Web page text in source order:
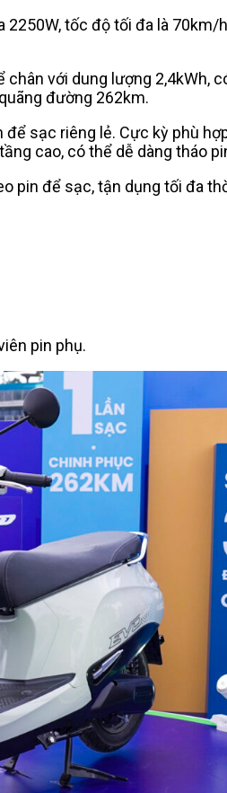
tốc độ tối đa là 70km/
với dung lượng 2,4kWh,
đường 262km.
sạc riêng lẻ. Cực kỳ phù
cao, có thể dễ dàng tháo
pin để sạc, tận dụng tối đa
pin phụ.